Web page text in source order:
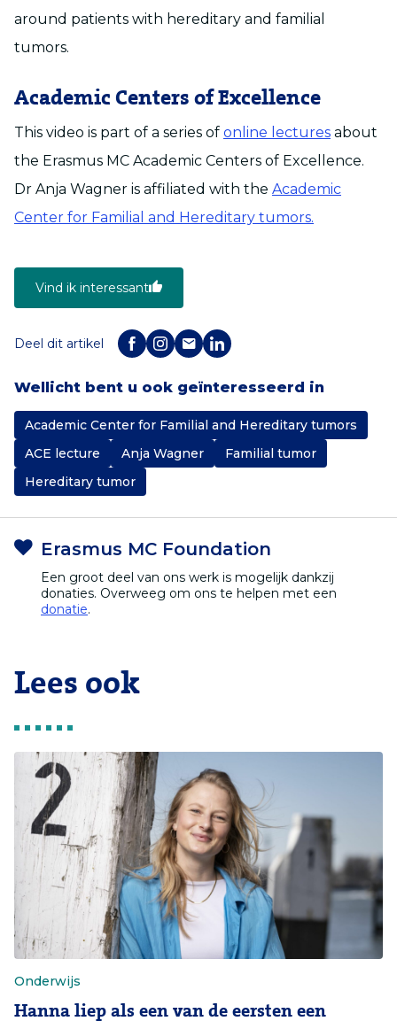
around patients with hereditary and familial
tumors.
Academic Centers of Excellence
This video is part of a series of online lectures about
the Erasmus MC Academic Centers of Excellence.
Dr Anja Wagner is affiliated with the Academic
Center for Familial and Hereditary tumors.
Vind ik interessant
Deel dit artikel
Wellicht bent u ook geïnteresseerd in
Academic Center for Familial and Hereditary tumors
ACE lecture
Anja Wagner
Familial tumor
Hereditary tumor
Erasmus MC Foundation
Een groot deel van ons werk is mogelijk dankzij
donaties. Overweeg om ons te helpen met een
donatie.
Lees ook
Onderwijs
Hanna liep als een van de eersten een